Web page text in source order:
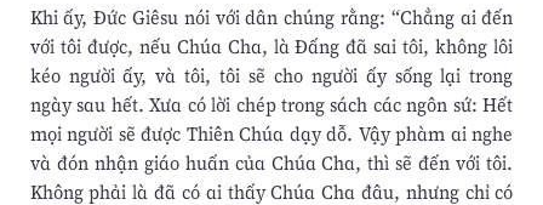
Khi ấy, Đức Giêsu nói với dân chúng rằng: “Chẳng ai đến
với tôi được, nếu Chúa Cha, là Ðấng đã sai tôi, không lôi
kéo người ấy, và tôi, tôi sẽ cho người ấy sống lại trong
ngày sau hết. Xưa có lời chép trong sách các ngôn sứ: Hết
mọi người sẽ được Thiên Chúa dạy dỗ. Vậy phàm ai nghe
và đón nhận giáo huấn của Chúa Cha, thì sẽ đến với tôi.
Không phải là đã có ai thấy Chúa Cha đâu, nhưng chỉ có